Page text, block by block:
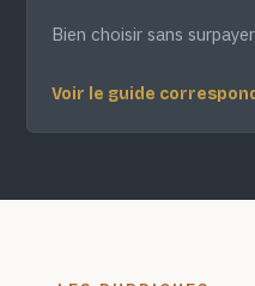
Bien choisir sans
Voir le guide